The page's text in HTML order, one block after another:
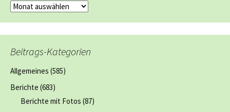
Archiv:
Beitrags-Kategorien
Allgemeines (585)
Berichte (683)
Berichte mit Fotos (87)